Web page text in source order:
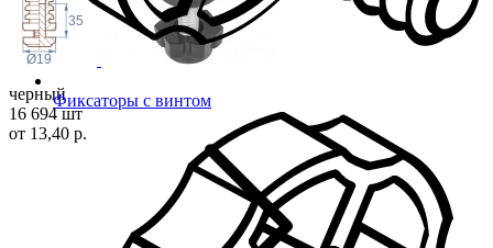
Фиксаторы с винтом
35
Ø19
черный
16 694 шт
от 13,40 р.